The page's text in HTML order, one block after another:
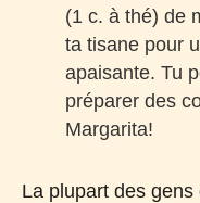
(1 c. à thé) de
ta tisane pour
apaisante. Tu
préparer des
Margarita!
La plupart des